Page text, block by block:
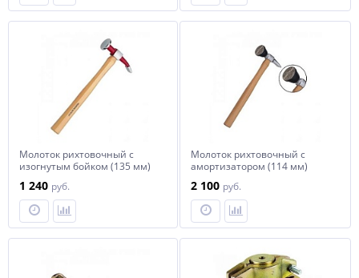
Молоток рихтовочный с
изогнутым бойком (135 мм)
1 240 руб.
Молоток рихтовочный с
амортизатором (114 мм)
2 100 руб.